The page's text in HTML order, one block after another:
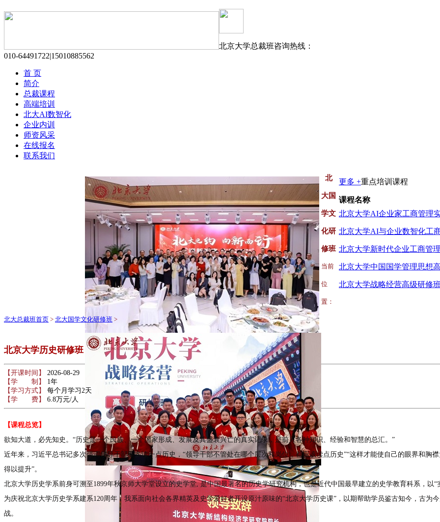
北京大学总裁班咨询热线：
010-64491722|15010885562
首 页
简介
总裁课程
高端培训
北大AI数智化
企业内训
师资风采
在线报名
联系我们
更多 +重点培训课程
课程名称
北京大学战略经营高级研修
北
大国
学文
化研
修班
当前
位
置：
北大总裁班首页 > 北大国学文化研修班 >
北京大学历史研修班
【开课时间】 2026-08-29
【学 制】 1年
【学习方式】 每个月学习2天
【学 费】 6.8万元/人
【课程总览】
欲知大道，必先知史。“历史是一个民族、一个国家形成、发展及其盛衰兴亡的真实记录，是前人各种知识、经验和智慧的总汇。”
近年来，习近平总书记多次强调领导干部要多读一点历史，“领导干部不管处在哪个层次和岗位，都应该读点历史”“这样才能使自己的眼界和胸
得以提升”。
北京大学历史学系前身可溯至1899年秋京师大学堂设立的史学堂, 是中国最著名的历史学研究机构，也是近代中国最早建立的史学教育科系，以
为庆祝北京大学历史学系建系120周年，我系面向社会各界精英及史学爱好者开设原汁原味的“北京大学历史课”，以期帮助学员鉴古知今，古
战。